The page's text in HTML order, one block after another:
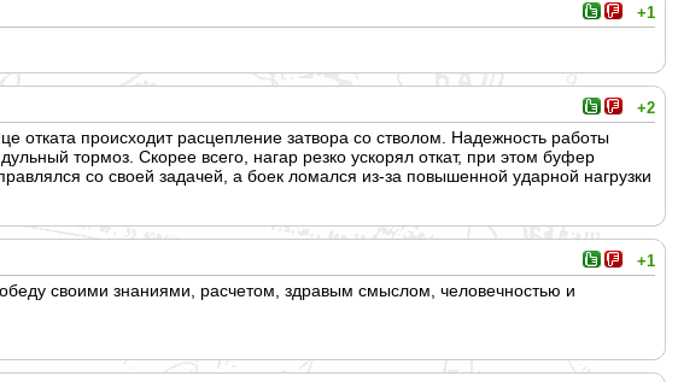
+1
+2
отката происходит расцепление затвора со стволом. Надежность работы
тормоз. Скорее всего, нагар резко ускорял откат, при этом буфер
со своей задачей, а боек ломался из-за повышенной ударной нагрузки
+1
своими знаниями, расчетом, здравым смыслом, человечностью и